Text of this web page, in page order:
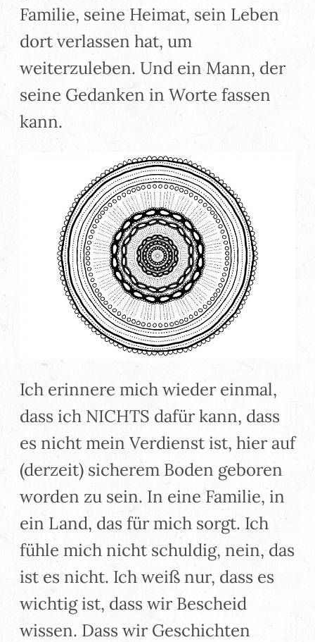
Familie, seine Heimat, sein Leben
dort verlassen hat, um
weiterzuleben. Und ein Mann, der
seine Gedanken in Worte fassen
kann.
Ich erinnere mich wieder einmal,
dass ich NICHTS dafür kann, dass
es nicht mein Verdienst ist, hier auf
(derzeit) sicherem Boden geboren
worden zu sein. In eine Familie, in
ein Land, das für mich sorgt. Ich
fühle mich nicht schuldig, nein, das
ist es nicht. Ich weiß nur, dass es
wichtig ist, dass wir Bescheid
wissen. Dass wir Geschichten